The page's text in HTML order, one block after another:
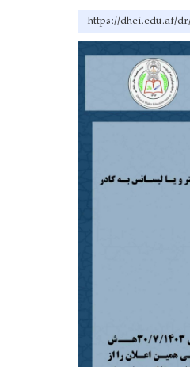
https://dhei.edu.af/